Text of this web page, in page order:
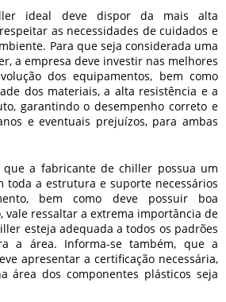
ideal deve dispor da mais alta
as necessidades de cuidados e
Para que seja considerada uma
, a empresa deve investir nas melhores
dos equipamentos, bem como
dos materiais, a alta resistência e a
garantindo o desempenho correto e
e eventuais prejuízos, para ambas
que a fabricante de chiller possua um
toda a estrutura e suporte necessários
bem como deve possuir boa
vale ressaltar a extrema importância de
esteja adequada a todos os padrões
a área. Informa-se também, que a
apresentar a certificação necessária,
área dos componentes plásticos seja